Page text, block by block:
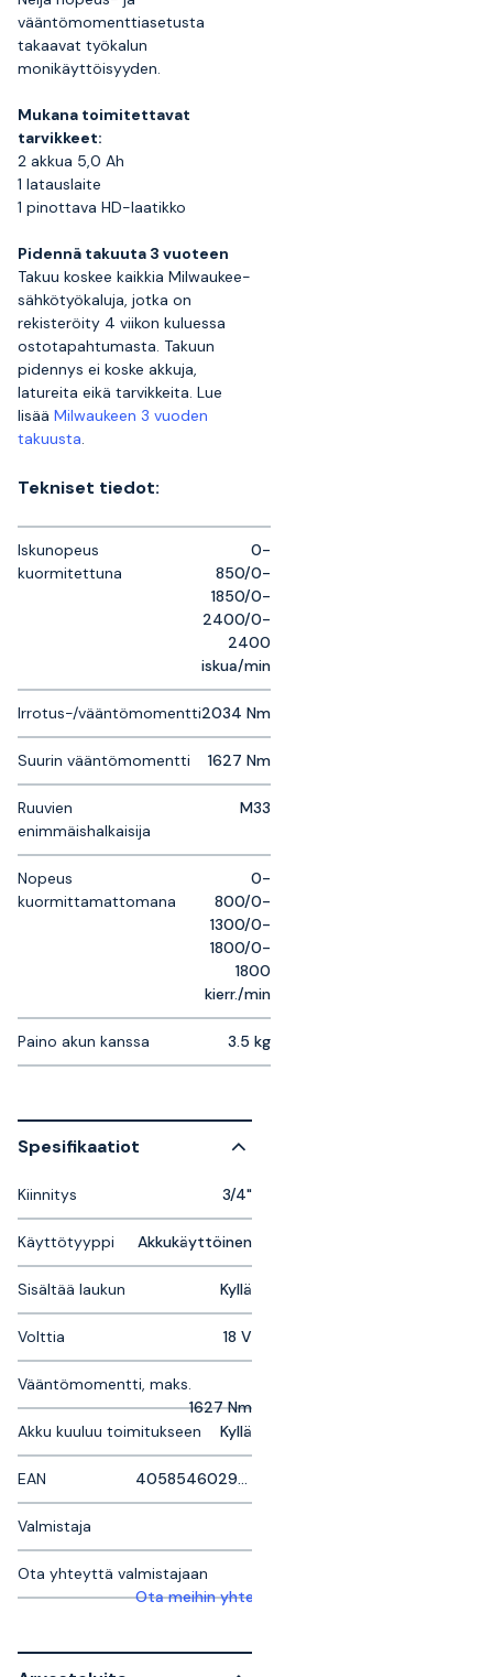
vääntömomenttiasetusta
takaavat työkalun
monikäyttöisyyden.
Mukana toimitettavat
tarvikkeet:
2 akkua 5,0 Ah
1 latauslaite
1 pinottava HD-laatikko
Pidennä takuuta 3 vuoteen
Takuu koskee kaikkia Milwaukee-
sähkötyökaluja, jotka on
rekisteröity 4 viikon kuluessa
ostotapahtumasta. Takuun
pidennys ei koske akkuja,
latureita eikä tarvikkeita. Lue
lisää Milwaukeen 3 vuoden
takuusta
Tekniset tiedot:
Iskunopeus
kuormitettuna
0-
850/0-
1850/0-
2400/0-
2400
iskua/min
Irrotus-/vääntömomentti2034 Nm
Suurin vääntömomentti 1627 Nm
Ruuvien
enimmäishalkaisija
M33
Nopeus
kuormittamattomana
0-
800/0-
1300/0-
1800/0-
1800
kierr./min
Paino akun kanssa 3.5 kg
Spesifikaatiot
Kiinnitys 3/4"
Käyttötyyppi Akkukäyttöinen
Sisältää laukun Kyllä
Volttia 18 V
Vääntömomentti, maks.
1627 Nm
Akku kuuluu toimitukseen
Kyllä
EAN
Valmistaja
Ota yhteyttä valmistajaan
Ota meihin yhteyttä saadaksesi lisätietoja